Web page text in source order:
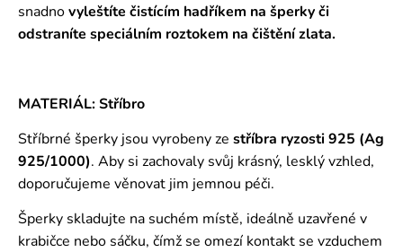
snadnovyleštíte čistícím hadříkem na šperky či
odstraníte speciálním roztokem na čištění zlata.
MATERIÁL: Stříbro
Stříbrné šperky jsou vyrobeny ze stříbra ryzosti 925 (Ag
925/1000). Aby si zachovaly svůj krásný, lesklý vzhled,
doporučujeme věnovat jim jemnou péči.
Šperky skladujte na suchém místě, ideálně uzavřené v
krabičce nebo sáčku, čímž se omezí kontakt se vzduchem